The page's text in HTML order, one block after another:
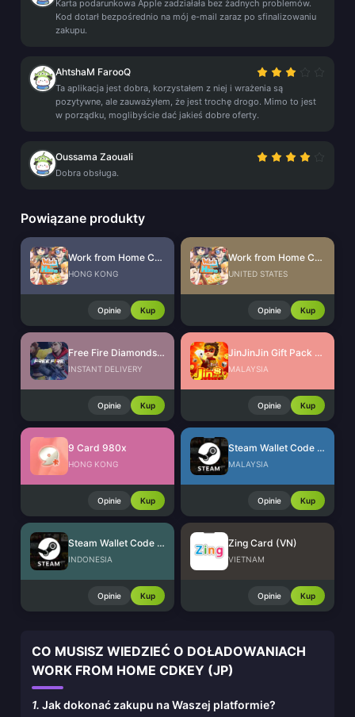
Karta podarunkowa Apple zadziałała bez żadnych problemów.
Kod dotarł bezpośrednio na mój e-mail zaraz po sfinalizowaniu
zakupu.
AhtshaM FarooQ
Ta aplikacja jest dobra, korzystałem z niej i wrażenia są
pozytywne, ale zauważyłem, że jest trochę drogo. Mimo to jest
w porządku, moglibyście dać jakieś dobre oferty.
Oussama Zaouali
Dobra obsługa.
Powiązane produkty
Work from Home CdKey (HK)
HONG KONG
Opinie Kup
Work from Home CdKey (US)
UNITED STATES
Opinie Kup
Free Fire Diamonds EU + TR
INSTANT DELIVERY
Opinie Kup
JinJinJin Gift Pack Redeem Code
MALAYSIA
Opinie Kup
9 Card 980x
HONG KONG
Opinie Kup
Steam Wallet Code (MYR)
MALAYSIA
Opinie Kup
Steam Wallet Code (IDR)
INDONESIA
Opinie Kup
Zing Card (VN)
VIETNAM
Opinie Kup
CO MUSISZ WIEDZIEĆ O DOŁADOWANIACH
WORK FROM HOME CDKEY (JP)
1. Jak dokonać zakupu na Waszej platformie?